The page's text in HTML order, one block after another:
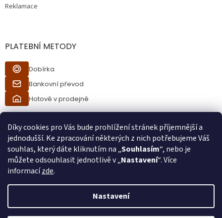
Díky cookies pro Vás bude prohlížení stránek příjemnější a
jednodušší. Ke zpracování některých z nich potřebujeme Váš
souhlas, který dáte kliknutím na „Souhlasím“, nebo je
můžete odsouhlasit jednotlivě v „Nastavení“. Více
informacízde.
Nastavení
Reklamace
PLATEBNÍ METODY
Dobírka
Bankovní převod
Hotově v prodejně